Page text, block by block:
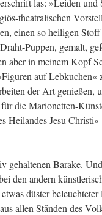
las: »Leiden und
theatralischen
einen so heiligen
Puppen, gemalt,
aber in meinem Kopf
auf Lebkuchen«
der Art genießen,
die Marionetten-
Heilandes Jesu
gehaltenen Barake.
den andern
düster
allen Ständen des